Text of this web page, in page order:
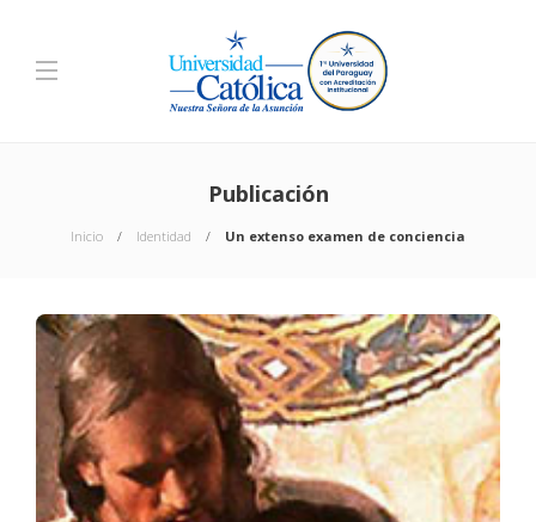
Publicación
Inicio Identidad Un extenso examen de conciencia